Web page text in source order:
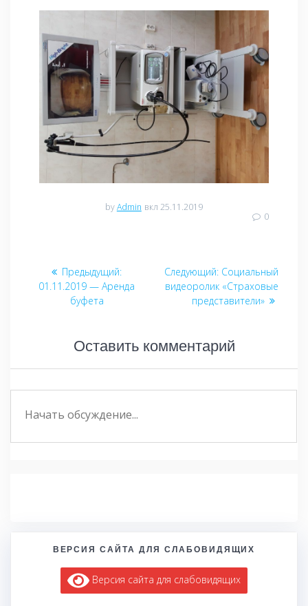
byAdmin вкл 25.11.2019
0
Навигация
Предыдущий: Предыдущая
запись:
01.11.2019 — Аренда
буфета
Следующий: Следующая
запись:
Социальный
видеоролик «Страховые
представители»
Оставить комментарий
ВЕРСИЯ САЙТА ДЛЯ СЛАБОВИДЯЩИХ
Версия сайта для слабовидящих